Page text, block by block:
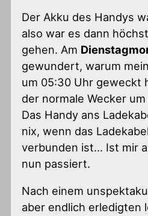
Der Akku des Handys
also war es dann
gehen. Am
gewundert, warum
um 05:30 Uhr geweckt
der normale Wecker
Das Handy ans
nix, wenn das
verbunden ist… Ist mir
nun passiert.
Nach einem
aber endlich erledigten